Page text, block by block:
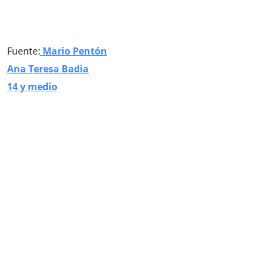
Fuente: Mario Pentón
Ana Teresa Badia
14 y medio